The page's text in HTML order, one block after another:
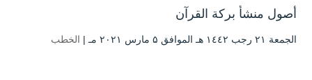
أصول منشأ بركة القرآن
الجمعة ۲۱ رجب ۱٤٤۲ هـ الموافق ۵ مارس ۲۰۲۱ مـ | الخطب